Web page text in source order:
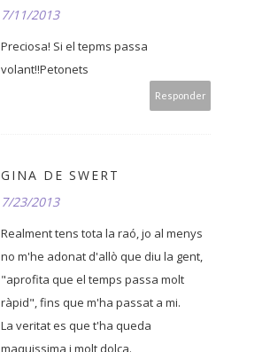
7/11/2013
Preciosa! Si el tepms passa
volant!!Petonets
Responder
GINA DE SWERT
7/23/2013
Realment tens tota la raó, jo al menys
no m'he adonat d'allò que diu la gent,
"aprofita que el temps passa molt
ràpid", fins que m'ha passat a mi.
La veritat es que t'ha queda
maquissima i molt dolça.